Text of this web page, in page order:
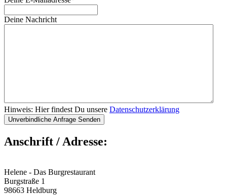
Deine Nachricht
Hinweis: Hier findest Du unsere Datenschutzerklärung
Anschrift / Adresse:
Helene - Das Burgrestaurant
Burgstraße 1
98663 Heldburg